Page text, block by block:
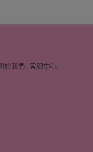
於我們 客服中心